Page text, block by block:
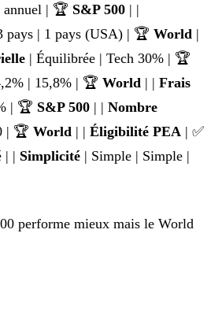
annuel | 🏆 S&P 500 | |
pays | 1 pays (USA) | 🏆 World |
| Équilibrée | Tech 30% | 🏆
| 15,8% | 🏆 World | | Frais
| 🏆 S&P 500 | | Nombre
| 🏆 World | | Éligibilité PEA | ✅
| | Simplicité | Simple | Simple |
performe mieux mais le World